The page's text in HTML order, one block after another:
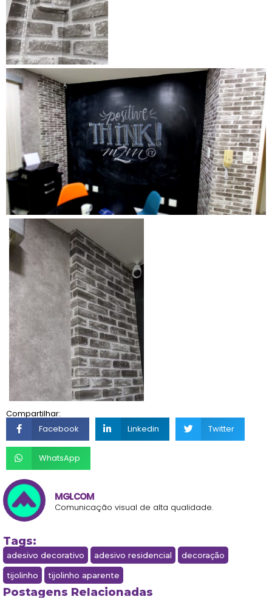
Compartilhar:
Facebook
Linkedin Twitter
WhatsApp
MGLCOM
Comunicação visual de alta qualidade.
Tags:
adesivo decorativo adesivo residencial decoração
tijolinho tijolinho aparente
Postagens Relacionadas